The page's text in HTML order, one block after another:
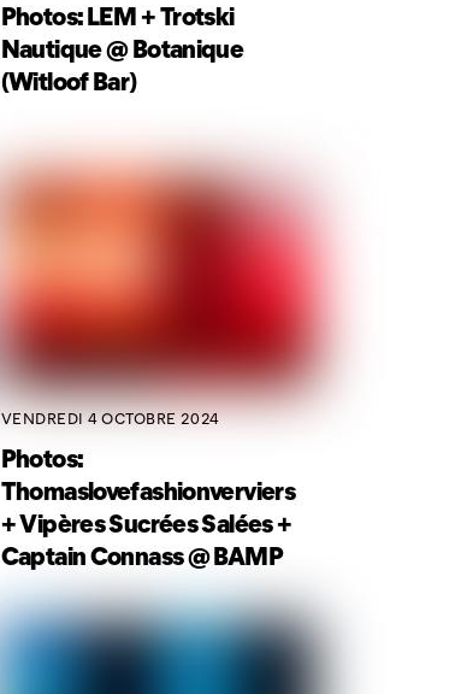
Photos: LEM + Trotski
Nautique @ Botanique
(Witloof Bar)
VENDREDI 4 OCTOBRE 2024
Photos:
Thomaslovefashionverviers
+ Vipères Sucrées Salées +
Captain Connass @ BAMP